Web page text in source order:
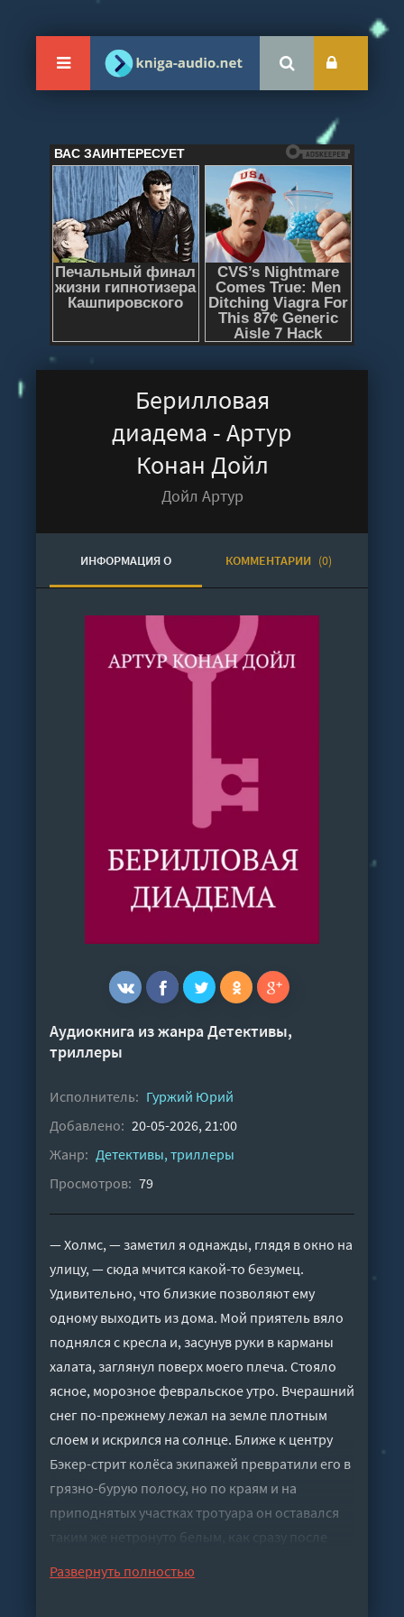
Берилловая
диадема - Артур
Конан Дойл
Дойл Артур
ИНФОРМАЦИЯ О
АУДИОКНИГЕ
КОММЕНТАРИИ (0)
Аудиокнига из жанраДетективы,
триллеры
Исполнитель: Гуржий Юрий
Добавлено: 20-05-2026, 21:00
Жанр: Детективы, триллеры
Просмотров: 79
— Холмс, — заметил я однажды, глядя в окно на
улицу, — сюда мчится какой-то безумец.
Удивительно, что близкие позволяют ему
одному выходить из дома. Мой приятель вяло
поднялся с кресла и, засунув руки в карманы
халата, заглянул поверх моего плеча. Стояло
ясное, морозное февральское утро. Вчерашний
снег по-прежнему лежал на земле плотным
слоем и искрился на солнце. Ближе к центру
Бэкер-стрит колёса экипажей превратили его в
грязно-бурую полосу, но по краям и на
приподнятых участках тротуара он оставался
таким же нетронуто белым, как сразу после
Развернуть полностью